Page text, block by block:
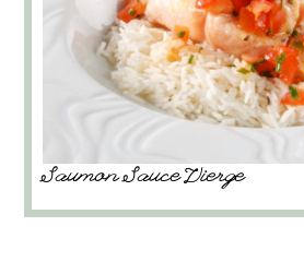
Saumon Sauce Vierge